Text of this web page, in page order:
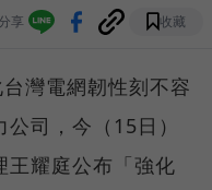
享 收藏
灣電網韌性刻不容
司，今（15日）
王耀庭公布「強化